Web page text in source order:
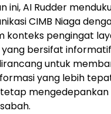
ini, AI Rudder
CIMB Niaga
konteks pengingat
bersifat
untuk
yang lebih
mengedepankan